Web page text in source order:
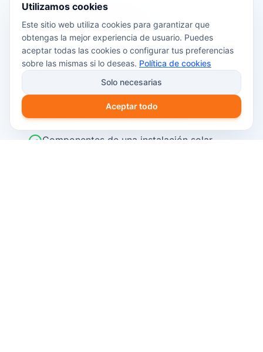
📖 Contenido de la guía:
Cómo funciona el autoconsumo
fotovoltaico
Ayudas y subvenciones disponibles en
2026
Cálculo del retorno de inversión
Componentes de una instalación solar
Utilizamos cookies
Este sitio web utiliza cookies para garantizar que
obtengas la mejor experiencia de usuario. Puedes
aceptar todas las cookies o configurar tus preferencias
sobre las mismas si lo deseas. Política de cookies
Solo necesarias
Aceptar todo